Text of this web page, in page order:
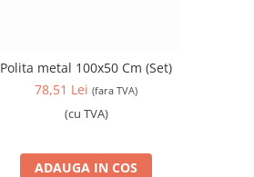
Polita metal 100x50 Cm (Set)
78,51 Lei (fara TVA)
(cu TVA)
ADAUGA IN COS